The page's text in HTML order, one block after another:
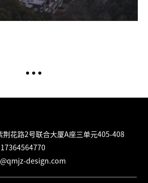
荆花路2号联合大厦A座三单元405-408
design.com